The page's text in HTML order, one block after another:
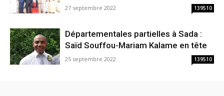
27 septembre 2022 139510
Départementales partielles à Sada :
Saïd Souffou-Mariam Kalame en tête
25 septembre 2022 139510